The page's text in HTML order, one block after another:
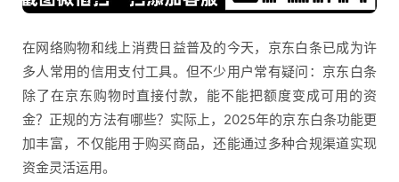
在网络购物和线上消费日益普及的今天，京东白条已成为许
多人常用的信用支付工具。但不少用户常有疑问：京东白条
除了在京东购物时直接付款，能不能把额度变成可用的资
金？正规的方法有哪些？实际上，2025年的京东白条功能更
加丰富，不仅能用于购买商品，还能通过多种合规渠道实现
资金灵活运用。